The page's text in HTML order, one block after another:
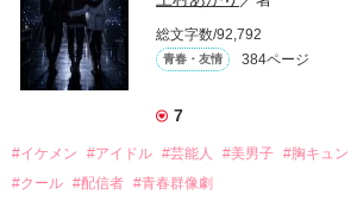
総文字数/92,792
青春・友情 384ページ
7
#イケメン #アイドル #芸能人 #美男子 #胸キュン
#クール #配信者 #青春群像劇